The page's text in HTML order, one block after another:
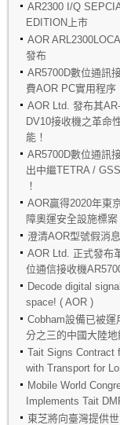
AR2300 I/Q
EDITION上市
AOR
發布
AR5700D數位通訊
費AOR PC實用程序
AOR Ltd. 發布其
DV10接收機之革命
能！
AR5700D數位通訊
出中繼TETRA /
！
AOR贏得2020年東
障奧運安全設施標案
澄清AOR型號假消息
AOR Ltd. 正式發布
位通信接收機
Decode digital
space! ( AOR )
Cobham設備已被運
分之三的中國大陸地
Tait Signs Contract
with Transport for
Mobile World
Implements Tait
東芝將向臺灣提供